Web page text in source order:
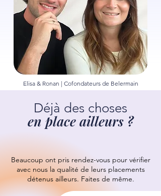
Elisa & Ronan | Cofondateurs de Belermain
Déjà des choses
en place ailleurs ?
Beaucoup ont pris rendez-vous pour vérifier
avec nous la qualité de leurs placements
détenus ailleurs. Faites de même.